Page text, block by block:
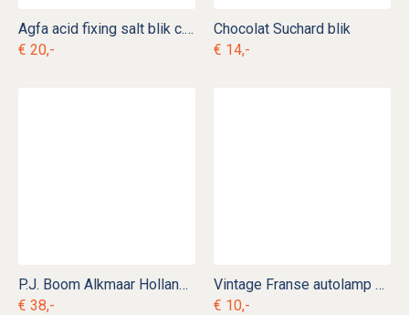
Agfa acid fixing salt blik c. b 1
€ 20,-
Chocolat Suchard blik
€ 14,-
P.J. Boom Alkmaar Holland Ambrosine blik
€ 38,-
Vintage Franse autolamp Normalux
€ 10,-